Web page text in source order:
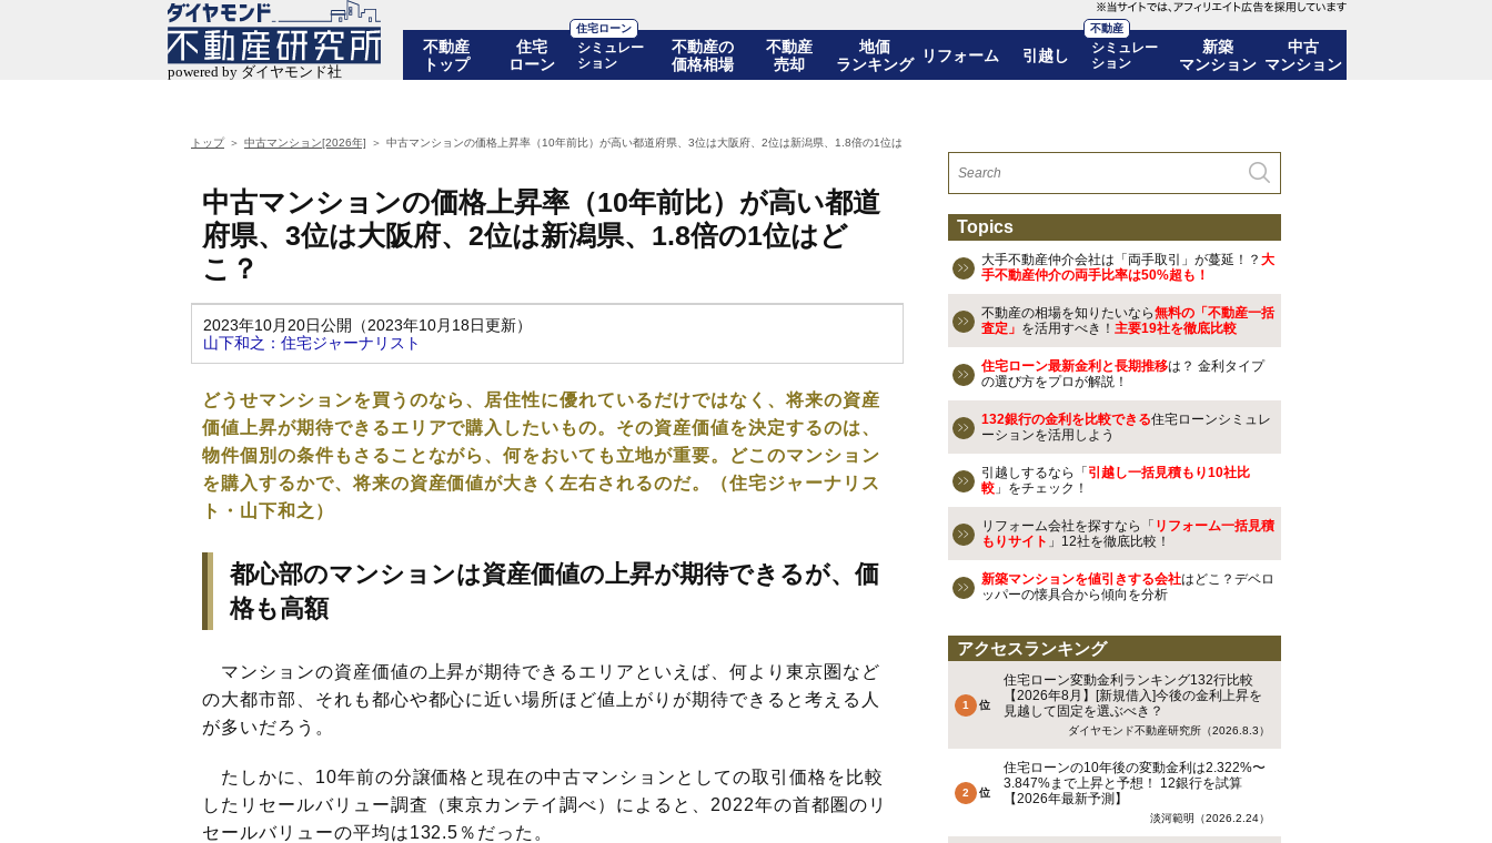
不動産
トップ
住宅
ローン
住宅ローン
シミュレー
ション
不動産の
価格相場
不動産
売却
地価
ランキング
リフォーム 引越し
不動産
シミュレー
ション
新築
マンション
中古
マンション
トップ 中古マンション[2026年] 中古マンションの価格上昇率（10年前比）が高い都道府県、3位は大阪府、2位は新潟県、1.8倍の1位はどこ？
中古マンションの価格上昇率（10年前比）が高い都道
府県、3位は大阪府、2位は新潟県、1.8倍の1位はど
こ？
2023年10月20日公開（2023年10月18日更新）
山下和之：住宅ジャーナリスト
どうせマンションを買うのなら、居住性に優れているだけではなく、将来の資産
価値上昇が期待できるエリアで購入したいもの。その資産価値を決定するのは、
物件個別の条件もさることながら、何をおいても立地が重要。どこのマンション
を購入するかで、将来の資産価値が大きく左右されるのだ。（住宅ジャーナリス
ト・山下和之）
都心部のマンションは資産価値の上昇が期待できるが、価
格も高額
マンションの資産価値の上昇が期待できるエリアといえば、何より東京圏など
の大都市部、それも都心や都心に近い場所ほど値上がりが期待できると考える人
が多いだろう。
たしかに、10年前の分譲価格と現在の中古マンションとしての取引価格を比較
したリセールバリュー調査（東京カンテイ調べ）によると、2022年の首都圏のリ
セールバリューの平均は132.5％だった。
Topics
大手不動産仲介会社は「両手取引」が蔓延！？ 大
手不動産仲介の両手比率は50%超も！
不動産の相場を知りたいなら無料の「不動産一括
査定」 を活用すべき！ 主要19社を徹底比較
住宅ローン最新金利と長期推移は？ 金利タイプ
の選び方をプロが解説！
132銀行の金利を比較できる住宅ローンシミュレ
ーションを活用しよう
引越しするなら「 引越し一括見積もり10社比
較 」をチェック！
リフォーム会社を探すなら「 リフォーム一括見積
もりサイト 」12社を徹底比較！
新築マンションを値引きする会社はどこ？デベロ
ッパーの懐具合から傾向を分析
アクセスランキング
住宅ローン変動金利ランキング132行比較
【2026年8月】[新規借入]今後の金利上昇を
見越して固定を選ぶべき？
ダイヤモンド不動産研究所（2026.8.3）
住宅ローンの10年後の変動金利は2.322%〜
3.847%まで上昇と予想！ 12銀行を試算
【2026年最新予測】
淡河範明（2026.2.24）